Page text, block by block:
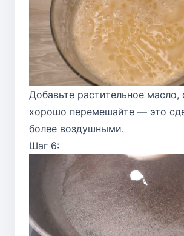
Добавьте растительное масло,
хорошо перемешайте — это
более воздушными.
Шаг 6: